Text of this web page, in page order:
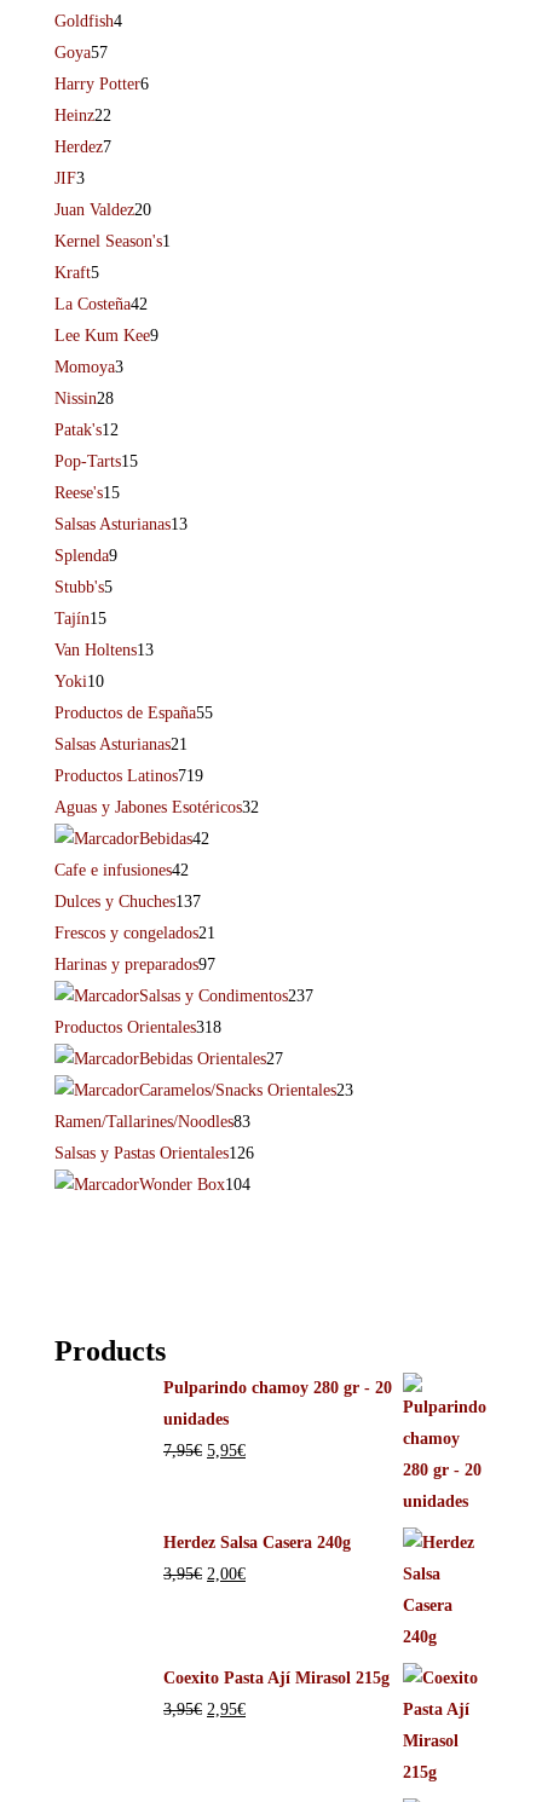
Goldfish4
Goya57
Harry Potter6
Heinz22
Herdez7
JIF3
Juan Valdez20
Kernel Season's1
Kraft5
La Costeña42
Lee Kum Kee9
Momoya3
Nissin28
Patak's12
Pop-Tarts15
Reese's15
Salsas Asturianas13
Splenda9
Stubb's5
Tajín15
Van Holtens13
Yoki10
Productos de España55
Salsas Asturianas21
Productos Latinos719
Aguas y Jabones Esotéricos32
Bebidas42
Cafe e infusiones42
Dulces y Chuches137
Frescos y congelados21
Harinas y preparados97
Salsas y Condimentos237
Productos Orientales318
Bebidas Orientales27
Caramelos/Snacks Orientales23
Ramen/Tallarines/Noodles83
Salsas y Pastas Orientales126
Wonder Box104
Products
Pulparindo chamoy 280 gr - 20
unidades
7,95€ 5,95€
Herdez Salsa Casera 240g
3,95€ 2,00€
Coexito Pasta Ají Mirasol 215g
3,95€ 2,95€